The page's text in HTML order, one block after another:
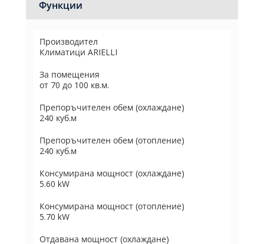
Функции
Производител
Климатици ARIELLI
За помещения
от 70 до 100 кв.м.
Препоръчителен обем (охлаждане)
240 куб.м
Препоръчителен обем (отопление)
240 куб.м
Консумирана мощност (охлаждане)
5.60 kW
Консумирана мощност (отопление)
5.70 kW
Отдавана мощност (охлаждане)